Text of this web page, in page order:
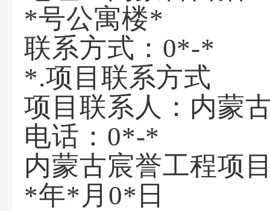
*号公寓楼*
联系方式： 0*-*
*.项目联系方式
项目联系人： 内蒙
电话： 0*-*
内蒙古宸誉工程项
*年*月0*日